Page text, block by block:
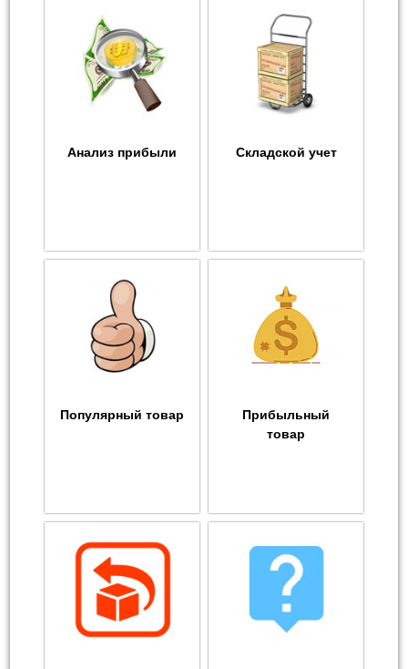
Анализ прибыли Складской учет
Популярный товар
Прибыльный
товар